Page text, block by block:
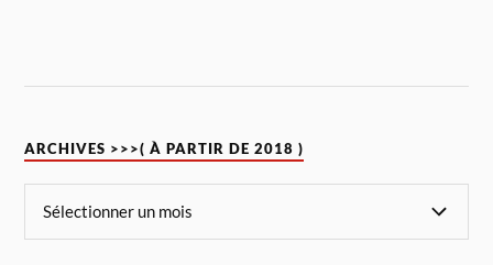
ARCHIVES >>>( À PARTIR DE 2018 )